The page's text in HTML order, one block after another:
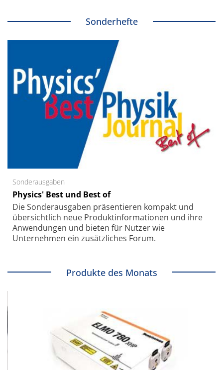
Sonderhefte
Sonderausgaben
Physics' Best und Best of
Die Sonder­ausgaben präsentieren kompakt und
übersichtlich neue Produkt­informationen und ihre
Anwendungen und bieten für Nutzer wie
Unternehmen ein zusätzliches Forum.
Produkte des Monats